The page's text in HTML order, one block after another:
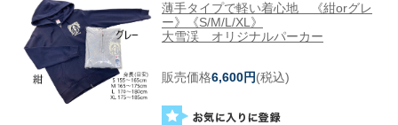
薄手タイプで軽い着心地 《紺orグレ
ー》《S/M/L/XL》
大雪渓 オリジナルパーカー
販売価格6,600円(税込)